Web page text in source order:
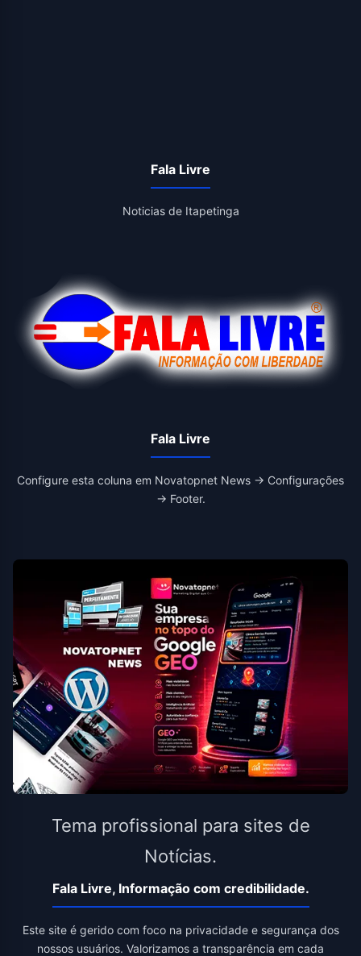
Fala Livre
Noticias de Itapetinga
Fala Livre
Configure esta coluna em Novatopnet News → Configurações
→ Footer.
Tema profissional para sites de
Notícias.
Fala Livre, Informação com credibilidade.
Este site é gerido com foco na privacidade e segurança dos
nossos usuários. Valorizamos a transparência em cada